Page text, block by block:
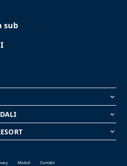
sub
keyboard_arrow_down
keyboard_arrow_down
keyboard_arrow_down
Moduli Contatti